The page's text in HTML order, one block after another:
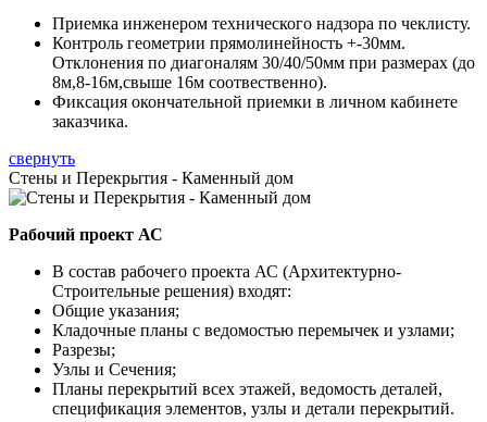
Приемка инженером технического надзора по чеклисту.
Контроль геометрии прямолинейность +-30мм.
Отклонения по диагоналям 30/40/50мм при размерах (до
8м,8-16м,свыше 16м соотвественно).
Фиксация окончательной приемки в личном кабинете
заказчика.
свернуть
Стены и Перекрытия - Каменный дом
Рабочий проект АС
В состав рабочего проекта АС (Архитектурно-
Строительные решения) входят:
Общие указания;
Кладочные планы с ведомостью перемычек и узлами;
Разрезы;
Узлы и Сечения;
Планы перекрытий всех этажей, ведомость деталей,
спецификация элементов, узлы и детали перекрытий.